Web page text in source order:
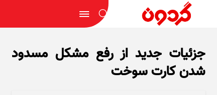
جزئیات جدید از رفع مشکل مسدود
شدن کارت سوخت